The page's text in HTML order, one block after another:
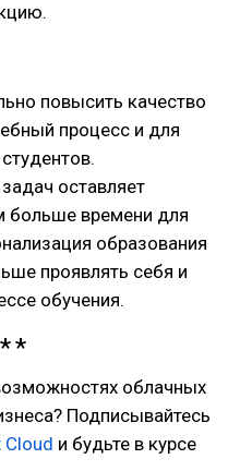
повысить качество
процесс и для
оставляет
больше времени для
образования
проявлять себя и
обучения.
облачных
Подписывайтесь
Cloud и будьте в курсе